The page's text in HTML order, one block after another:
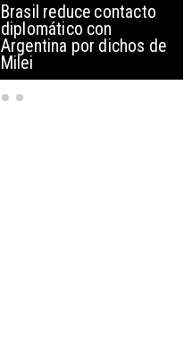
China restringe
exportación de drones a
EEUU y sanciona
empresas